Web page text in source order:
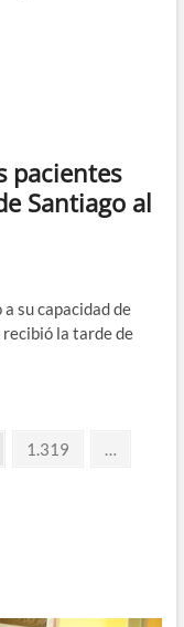
pacientes
Santiago al
su capacidad de
la tarde de
Página
1.319
…